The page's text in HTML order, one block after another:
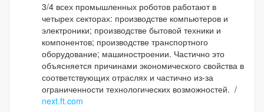
3/4 всех промышленных роботов работают в
четырех секторах: производстве компьютеров и
электроники; производстве бытовой техники и
компонентов; производстве транспортного
оборудование; машиностроении. Частично это
объясняется причинами экономического свойства в
соответствующих отраслях и частично из-за
ограниченности технологических возможностей. /
next.ft.com